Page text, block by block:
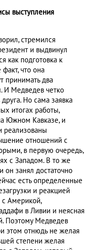
выступления
стремился
и выдвинул
как подготовка к
что она
принимать два
И Медведев четко
Но сама заявка
итогах работы,
Южном Кавказе, и
реализованы
отношений с
в первую очередь,
с Западом. В то же
он занял достаточно
есть определенные
и реакцией
Америкой,
в Ливии и неясная
Поэтому Медведев
этом отнюдь не желая
степени желая